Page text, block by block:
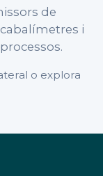
de
i
o explora